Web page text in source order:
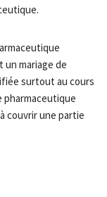
un mariage de
surtout au cours
pharmaceutique
couvrir une partie